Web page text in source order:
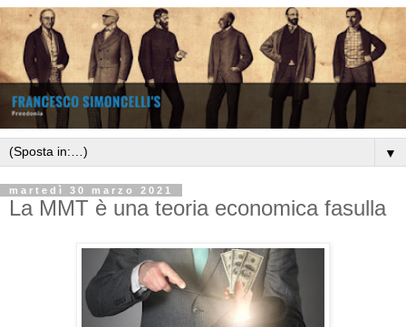
▼
martedì 30 marzo 2021
La MMT è una teoria economica fasulla